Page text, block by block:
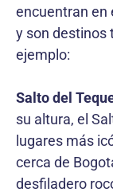
encuentran en
y son destinos
ejemplo:
Salto del
su altura, el
lugares más
cerca de
desfiladero